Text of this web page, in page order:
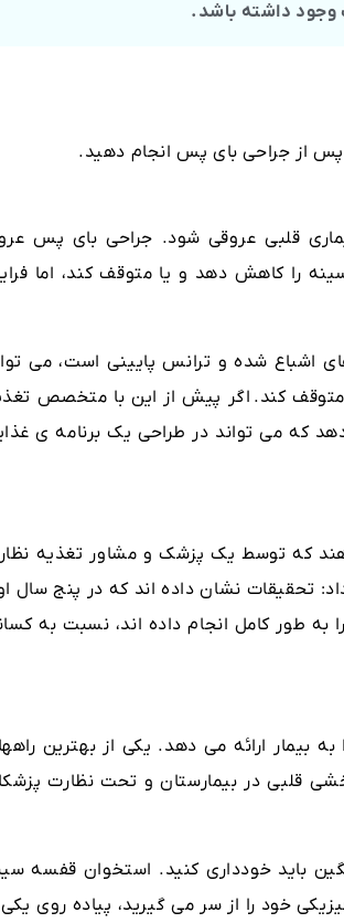
وجود داشته باشد.
پس از جراحی بای پس انجام دهید.
قلبی عروقی شود. جراحی بای پس
را کاهش دهد و یا متوقف کند، اما
اشباع شده و ترانس پایینی است، می
کند. اگر پیش از این با متخصص
که می تواند در طراحی یک برنامه ی
دهند که توسط یک پزشک و مشاور تغذیه
تحقیقات نشان داده اند که در پنج سال
به طور کامل انجام داده اند، نسبت به
بیمار ارائه می دهد. یکی از بهترین
قلبی در بیمارستان و تحت نظارت
باید خودداری کنید. استخوان قفسه
خود را از سر می گیرید، پیاده روی یکی